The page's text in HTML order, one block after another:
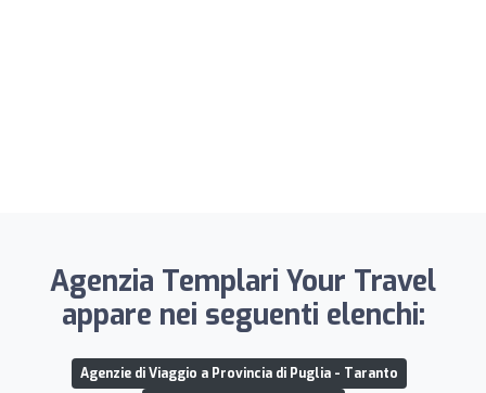
Agenzia Templari Your Travel
appare nei seguenti elenchi:
Agenzie di Viaggio a Provincia di Puglia - Taranto